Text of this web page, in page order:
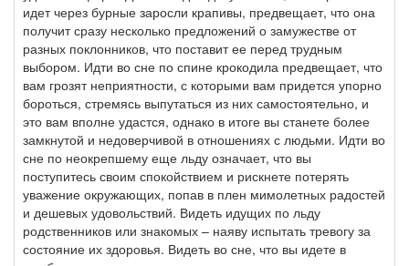
идет через бурные заросли крапивы, предвещает, что она
получит сразу несколько предложений о замужестве от
разных поклонников, что поставит ее перед трудным
выбором. Идти во сне по спине крокодила предвещает, что
вам грозят неприятности, с которыми вам придется упорно
бороться, стремясь выпутаться из них самостоятельно, и
это вам вполне удастся, однако в итоге вы станете более
замкнутой и недоверчивой в отношениях с людьми. Идти во
сне по неокрепшему еще льду означает, что вы
поступитесь своим спокойствием и рискнете потерять
уважение окружающих, попав в плен мимолетных радостей
и дешевых удовольствий. Видеть идущих по льду
родственников или знакомых – наяву испытать тревогу за
состояние их здоровья. Видеть во сне, что вы идете в